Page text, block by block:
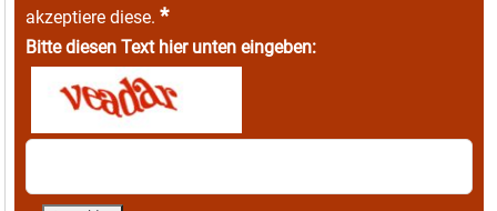
akzeptiere diese. *
Bitte diesen Text hier unten eingeben: